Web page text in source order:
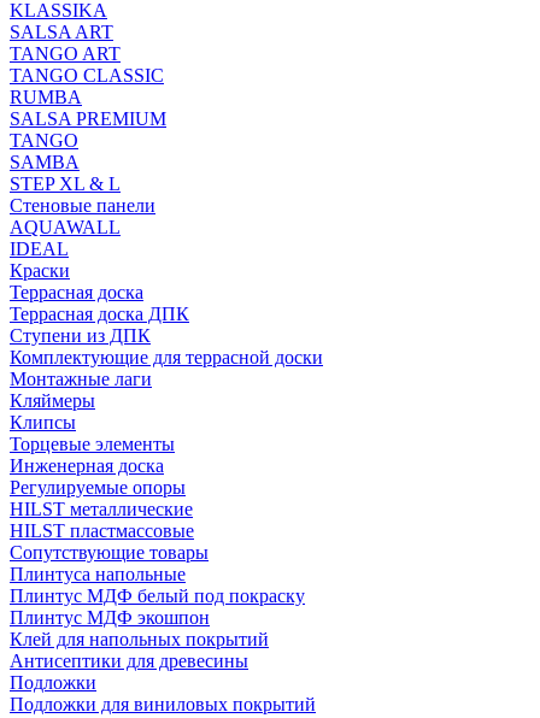
KLASSIKA
SALSA ART
TANGO ART
TANGO CLASSIC
RUMBA
SALSA PREMIUM
TANGO
SAMBA
STEP XL & L
Стеновые панели
AQUAWALL
IDEAL
Краски
Террасная доска
Террасная доска ДПК
Ступени из ДПК
Комплектующие для террасной доски
Монтажные лаги
Кляймеры
Клипсы
Торцевые элементы
Инженерная доска
Регулируемые опоры
HILST металлические
HILST пластмассовые
Сопутствующие товары
Плинтуса напольные
Плинтус МДФ белый под покраску
Плинтус МДФ экошпон
Клей для напольных покрытий
Антисептики для древесины
Подложки
Подложки для виниловых покрытий